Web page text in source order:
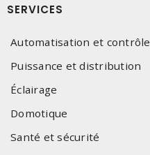
SERVICES
Automatisation et contrôle
Puissance et distribution
Éclairage
Domotique
Santé et sécurité